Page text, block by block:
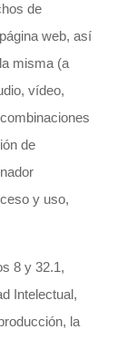
de
web, así
misma (a
vídeo,
de
y uso,
8 y 32.1,
Intelectual,
la